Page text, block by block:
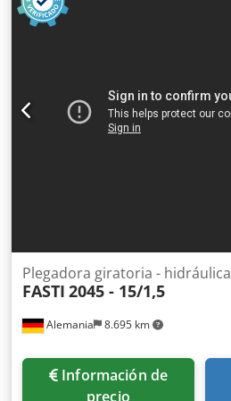
Alemania 8.695 km
Plegadora giratoria - hidráulica
FASTI 2045 - 15/1,5
Información de
precio